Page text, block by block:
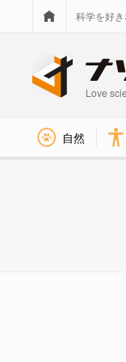
科学を好
Love
自然